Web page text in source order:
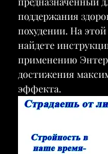
поддержания
похудении. На
найдете
применению
достижения
эффекта.